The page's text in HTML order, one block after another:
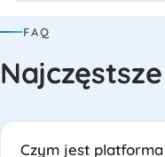
FAQ
Czym jest